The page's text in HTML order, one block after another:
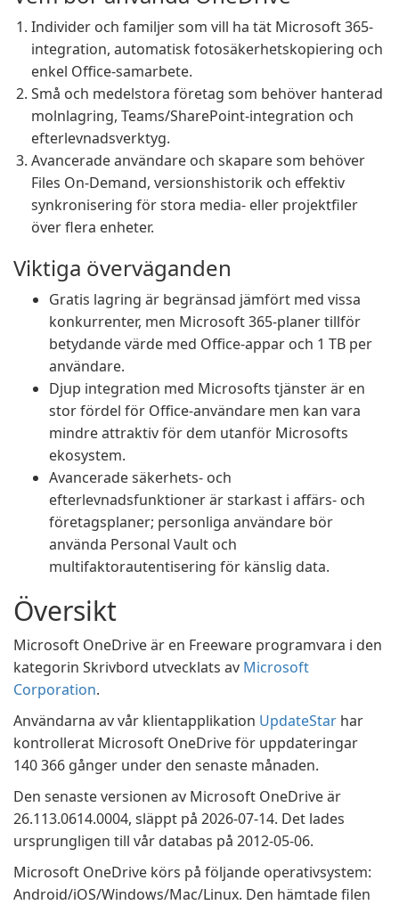
Individer och familjer som vill ha tät Microsoft 365-
integration, automatisk fotosäkerhetskopiering och
enkel Office-samarbete.
Små och medelstora företag som behöver hanterad
molnlagring, Teams/SharePoint-integration och
efterlevnadsverktyg.
Avancerade användare och skapare som behöver
Files On-Demand, versionshistorik och effektiv
synkronisering för stora media- eller projektfiler
över flera enheter.
Viktiga överväganden
Gratis lagring är begränsad jämfört med vissa
konkurrenter, men Microsoft 365-planer tillför
betydande värde med Office-appar och 1 TB per
användare.
Djup integration med Microsofts tjänster är en
stor fördel för Office-användare men kan vara
mindre attraktiv för dem utanför Microsofts
ekosystem.
Avancerade säkerhets- och
efterlevnadsfunktioner är starkast i affärs- och
företagsplaner; personliga användare bör
använda Personal Vault och
multifaktorautentisering för känslig data.
Översikt
Microsoft OneDrive är en Freeware programvara i den
kategorin Skrivbord utvecklats av Microsoft
Corporation.
Användarna av vår klientapplikation UpdateStar har
kontrollerat Microsoft OneDrive för uppdateringar
140 366 gånger under den senaste månaden.
Den senaste versionen av Microsoft OneDrive är
26.113.0614.0004, släppt på 2026-07-14. Det lades
ursprungligen till vår databas på 2012-05-06.
Microsoft OneDrive körs på följande operativsystem:
Android/iOS/Windows/Mac/Linux. Den hämtade filen